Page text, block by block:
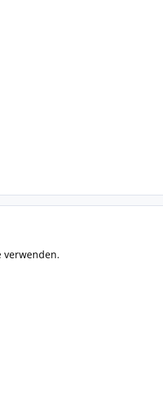
verwenden.